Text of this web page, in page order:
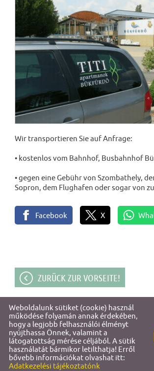
Wir transportieren Sie auf Anfrage:
• kostenlos vom Bahnhof, Busbahnhof
• gegen eine Gebühr von Szombathely,
Sopron, dem Flughafen oder sogar von
Facebook X
ZURÜCK ZUR VORSEITE!
© 2026 - Titi & Őri
Site Informationl
Weboldalunk sütiket (cookie) használ
működése folyamán annak érdekében,
hogy a legjobb felhasználói élményt
nyújthassa Önnek, valamint a
látogatottság mérése céljából. A sütik
használatát bármikor letilthatja! Erről
bővebb információkat olvashat itt:
Adatkezelési tájékoztatónk